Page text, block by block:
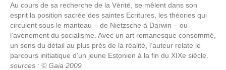
Au cours de sa recherche de la Vérité, se mêlent dans son
esprit la position sacrée des saintes Ecritures, les théories qui
circulent sous le manteau – de Nietzsche à Darwin – ou
l’avènement du socialisme. Avec un art romanesque consommé,
un sens du détail au plus près de la réalité, l’auteur relate le
parcours initiatique d’un jeune Estonien à la fin du XIXe siècle.
sources : © Gaia 2009